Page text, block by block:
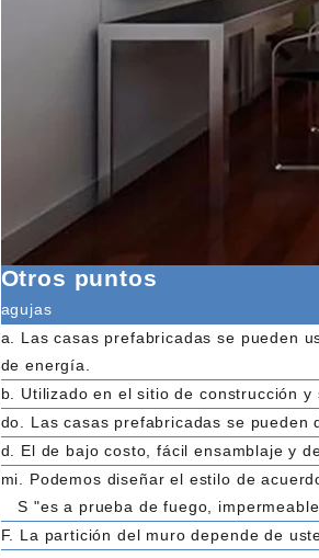
Otros puntos
agujas
a. Las casas prefabricadas se pueden
de energía.
b. Utilizado en el sitio de construcción
do. Las casas prefabricadas se pueden
d. El de bajo costo, fácil ensamblaje y
mi. Podemos diseñar el estilo de
S "es a prueba de fuego,
F. La partición del muro depende de